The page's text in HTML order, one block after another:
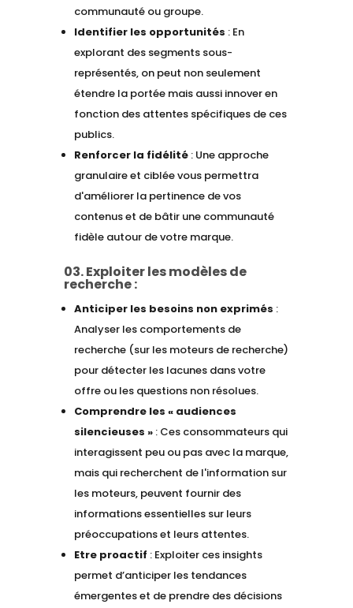
communauté ou groupe.
Identifier les opportunités : En
explorant des segments sous-
représentés, on peut non seulement
étendre la portée mais aussi innover en
fonction des attentes spécifiques de ces
publics.
Renforcer la fidélité: Une approche
granulaire et ciblée vous permettra
d'améliorer la pertinence de vos
contenus et de bâtir une communauté
fidèle autour de votre marque.
03. Exploiter les modèles de
recherche :
Anticiper les besoins non exprimés :
Analyser les comportements de
recherche (sur les moteurs de recherche)
pour détecter les lacunes dans votre
offre ou les questions non résolues.
Comprendre les « audiences
silencieuses »: Ces consommateurs qui
interagissent peu ou pas avec la marque,
mais qui recherchent de l'information sur
les moteurs, peuvent fournir des
informations essentielles sur leurs
préoccupations et leurs attentes.
Etre proactif : Exploiter ces insights
permet d’anticiper les tendances
émergentes et de prendre des décisions